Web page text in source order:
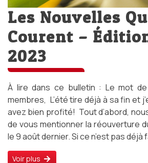
Les Nouvelles
Courent –
2023
À lire dans ce bulletin : Le mot
membres, L’été tire déjà à sa fin et
avez bien profité! Tout d’abord,
de vous mentionner la réouverture
le 9 août dernier. Si ce n’est pas déjà
Voir plus